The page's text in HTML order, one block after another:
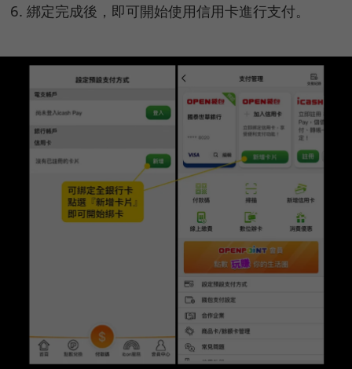
綁定完成後，即可開始使用信用卡進行支付。